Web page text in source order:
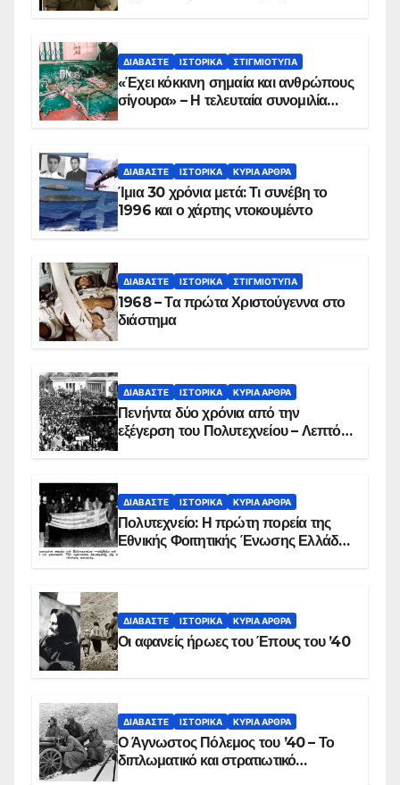
ΔΙΑΒΆΣΤΕ ΙΣΤΟΡΙΚΆ ΣΤΙΓΜΙΌΤΥΠΑ
«Έχει κόκκινη σημαία και ανθρώπους
σίγουρα» – Η τελευταία συνομιλία
ΔΙΑΒΆΣΤΕ ΙΣΤΟΡΙΚΆ ΚΥΡΙΑ ΑΡΘΡΑ
Ίμια 30 χρόνια μετά: Τι συνέβη το
1996 και ο χάρτης ντοκουμέντο
ΔΙΑΒΆΣΤΕ ΙΣΤΟΡΙΚΆ ΣΤΙΓΜΙΌΤΥΠΑ
1968 – Τα πρώτα Χριστούγεννα στο
διάστημα
ΔΙΑΒΆΣΤΕ ΙΣΤΟΡΙΚΆ ΚΥΡΙΑ ΑΡΘΡΑ
Πενήντα δύο χρόνια από την
εξέγερση του Πολυτεχνείου – Λεπτό
ΔΙΑΒΆΣΤΕ ΙΣΤΟΡΙΚΆ ΚΥΡΙΑ ΑΡΘΡΑ
Πολυτεχνείο: Η πρώτη πορεία της
Εθνικής Φοιτητικής Ένωσης Ελλάδος
ΔΙΑΒΆΣΤΕ ΙΣΤΟΡΙΚΆ ΚΥΡΙΑ ΑΡΘΡΑ
Οι αφανείς ήρωες του Έπους του ’40
ΔΙΑΒΆΣΤΕ ΙΣΤΟΡΙΚΆ ΚΥΡΙΑ ΑΡΘΡΑ
Ο Άγνωστος Πόλεμος του ’40 – Το
διπλωματικό και στρατιωτικό